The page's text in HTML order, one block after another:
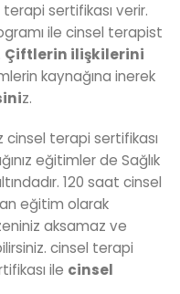
sertifikası verir.
ile cinsel terapist
Çiftlerin ilişkilerini
kaynağına inerek
z.
cinsel terapi sertifikası
eğitimler de Sağlık
120 saat cinsel
eğitim olarak
aksamaz ve
cinsel terapi
ile cinsel